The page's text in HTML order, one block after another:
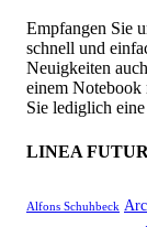
Empfangen Sie
schnell und
Neuigkeiten
einem Notebook
Sie lediglich
LINEA
Alfons Schuhbeck